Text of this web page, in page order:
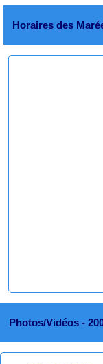
Horaires des
Photos/Vidéos -